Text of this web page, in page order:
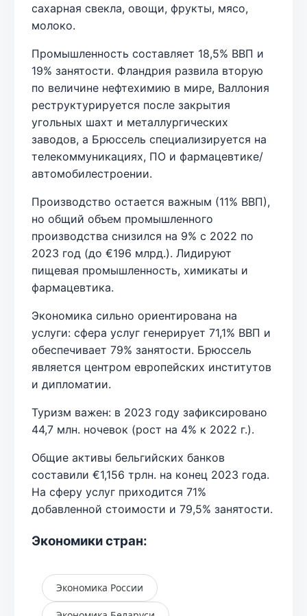
сахарная свекла, овощи, фрукты, мясо,
молоко.
Промышленность составляет 18,5% ВВП и
19% занятости. Фландрия развила вторую
по величине нефтехимию в мире, Валлония
реструктурируется после закрытия
угольных шахт и металлургических
заводов, а Брюссель специализируется на
телекоммуникациях, ПО и фармацевтике/
автомобилестроении.
Производство остается важным (11% ВВП),
но общий объем промышленного
производства снизился на 9% с 2022 по
2023 год (до €196 млрд.). Лидируют
пищевая промышленность, химикаты и
фармацевтика.
Экономика сильно ориентирована на
услуги: сфера услуг генерирует 71,1% ВВП и
обеспечивает 79% занятости. Брюссель
является центром европейских институтов
и дипломатии.
Туризм важен: в 2023 году зафиксировано
44,7 млн. ночевок (рост на 4% к 2022 г.).
Общие активы бельгийских банков
составили €1,156 трлн. на конец 2023 года.
На сферу услуг приходится 71%
добавленной стоимости и 79,5% занятости.
Экономики стран:
Экономика России